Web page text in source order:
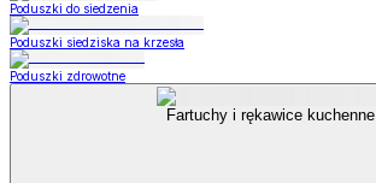
Poduszki do siedzenia
Poduszki siedziska na krzesła
Poduszki zdrowotne
Fartuchy i rękawice kuchenne